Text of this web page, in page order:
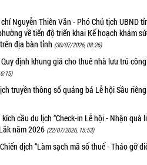
Nguyễn Thiên Văn - Phó Chủ tịch UBND
về tiến độ triển khai Kế hoạch khám
địa bàn tỉnh (30/07/2026, 08:26)
định khung giá cho thuê nhà lưu trú
truyền thông số quảng bá Lễ hội Sầu
cầu du lịch “Check-in Lễ hội - Nhận quà
năm 2026 (22/07/2026, 15:53)
dịch “Làm sạch mã số thuế - Tháo gỡ